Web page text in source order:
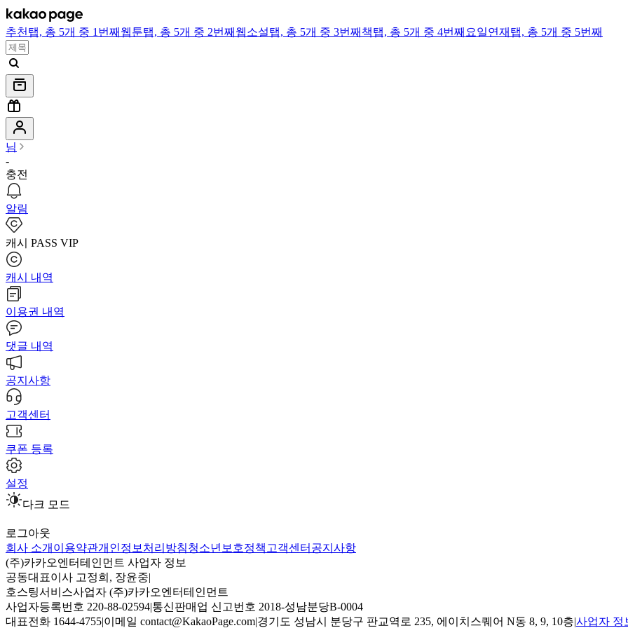
추천 탭, 총 5개 중 1번째 웹툰탭, 총 5개 중 2번째 웹소설탭, 총 5개 중 3번째 책탭, 총 5개 중 4번째 요일연재 탭, 총 5개 중 5번째
님
-
충전
알림
캐시 PASS VIP
캐시 내역
이용권 내역
댓글 내역
공지사항
고객센터
쿠폰 등록
설정
다크 모드
로그아웃
회사 소개 이용약관개인정보처리방침청소년보호정책 고객센터 공지사항
(주)카카오엔터테인먼트 사업자 정보
공동대표이사 고정희, 장윤중|
호스팅서비스사업자 (주)카카오엔터테인먼트
사업자등록번호 220-88-02594|통신판매업 신고번호 2018-성남분당B-0004
대표전화 1644-4755|이메일 contact@KakaoPage.com|경기도 성남시 분당구 판교역로 235, 에이치스퀘어 N동 8, 9, 10층|사업자 정